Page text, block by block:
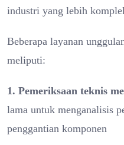
industri yang lebih
Beberapa layanan
meliputi:
1. Pemeriksaan teknis
lama untuk menganalisis
penggantian komponen